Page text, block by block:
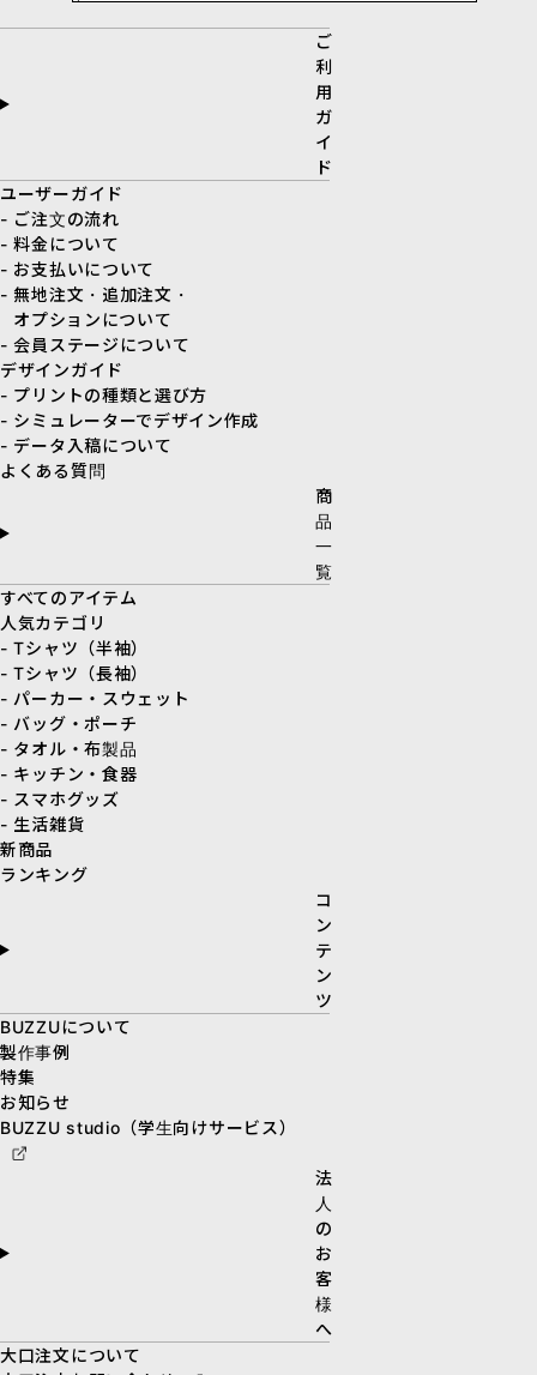
ご
利
用
ガ
イ
ド
ユーザーガイド
- ご注文の流れ
- 料金について
- お支払いについて
- 無地注文・追加注文・
オプションについて
- 会員ステージについて
デザインガイド
- プリントの種類と選び方
- シミュレーターでデザイン作成
- データ入稿について
よくある質問
商
品
一
覧
すべてのアイテム
人気カテゴリ
- Tシャツ（半袖）
- Tシャツ（長袖）
- パーカー・スウェット
- バッグ・ポーチ
- タオル・布製品
- キッチン・食器
- スマホグッズ
- 生活雑貨
新商品
ランキング
コ
ン
テ
ン
ツ
BUZZUについて
製作事例
特集
お知らせ
BUZZU studio（学生向けサービス）
法
人
の
お
客
様
へ
大口注文について